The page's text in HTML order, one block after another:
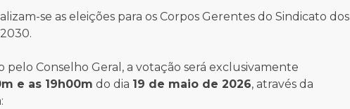
se as eleições para os Corpos Gerentes do Sindicato dos
Conselho Geral, a votação será exclusivamente
e as 19h00m do dia 19 de maio de 2026, através da